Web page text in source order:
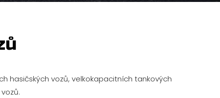
hasičských vozů, velkokapacitních tankových